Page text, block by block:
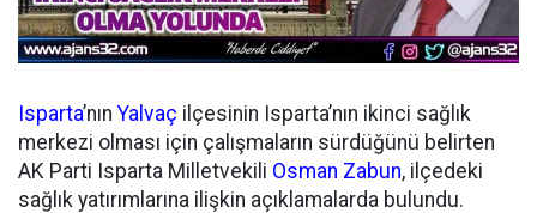
Isparta’nınYalvaç ilçesinin Isparta’nın ikinci sağlık
merkezi olması için çalışmaların sürdüğünü belirten
AK Parti Isparta Milletvekili Osman Zabun, ilçedeki
sağlık yatırımlarına ilişkin açıklamalarda bulundu.